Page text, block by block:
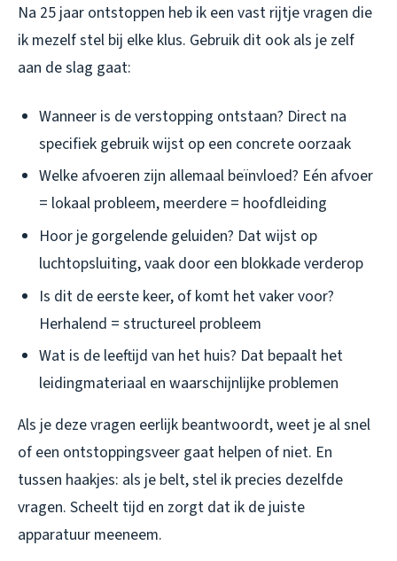
Na 25 jaar ontstoppen heb ik een vast rijtje vragen die
ik mezelf stel bij elke klus. Gebruik dit ook als je zelf
aan de slag gaat:
Wanneer is de verstopping ontstaan? Direct na
specifiek gebruik wijst op een concrete oorzaak
Welke afvoeren zijn allemaal beïnvloed? Eén afvoer
= lokaal probleem, meerdere = hoofdleiding
Hoor je gorgelende geluiden? Dat wijst op
luchtopsluiting, vaak door een blokkade verderop
Is dit de eerste keer, of komt het vaker voor?
Herhalend = structureel probleem
Wat is de leeftijd van het huis? Dat bepaalt het
leidingmateriaal en waarschijnlijke problemen
Als je deze vragen eerlijk beantwoordt, weet je al snel
of een ontstoppingsveer gaat helpen of niet. En
tussen haakjes: als je belt, stel ik precies dezelfde
vragen. Scheelt tijd en zorgt dat ik de juiste
apparatuur meeneem.